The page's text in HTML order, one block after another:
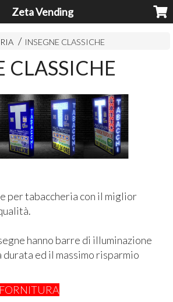
Zeta Vending
INSEGNE CLASSICHE
CLASSICHE
per tabaccheria con il miglior
hanno barre di illuminazione
durata ed il massimo risparmio